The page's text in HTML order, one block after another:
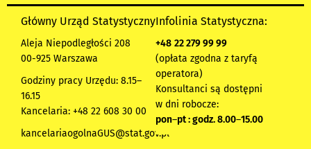
Główny Urząd Statystyczny
Aleja Niepodległości 208
00-925 Warszawa
Godziny pracy Urzędu: 8.15–
16.15
Kancelaria: +48 22 608 30 00
kancelariaogolnaGUS@stat.gov.pl
Infolinia Statystyczna:
+48 22 279 99 99
(opłata zgodna z taryfą
operatora)
Konsultanci są dostępni
w dni robocze:
pon–pt : godz. 8.00–15.00